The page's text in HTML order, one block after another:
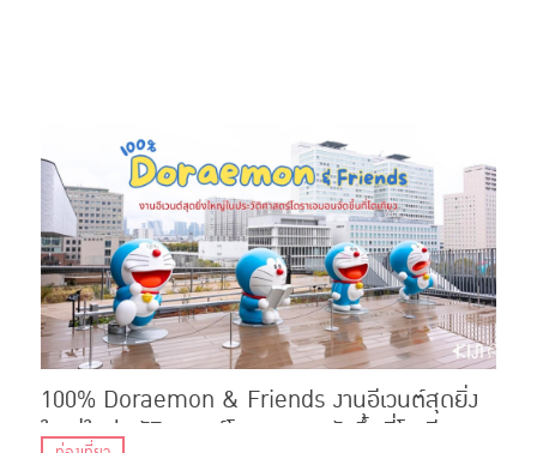
100% Doraemon & Friends งานอีเวนต์สุดยิ่ง
ใหญ่ในประวัติศาสตร์โดราเอมอนจัดขึ้นที่โตเกียว